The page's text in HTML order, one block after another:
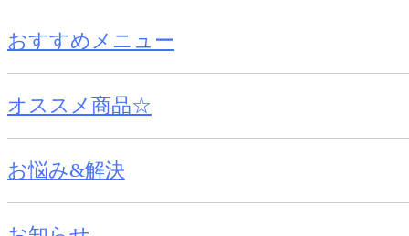
おすすめメニュー
オススメ商品☆
お悩み&解決